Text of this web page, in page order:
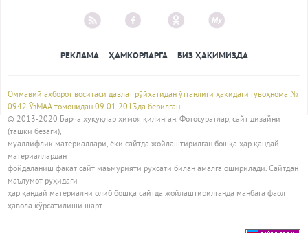
РЕКЛАМА ҲАМКОРЛАРГА БИЗ ҲАҚИМИЗДА
Оммавий ахборот воситаси давлат рўйхатидан ўтганлиги ҳақидаги гувоҳнома №
0942 ЎзМАА томонидан 09.01.2013да берилган
© 2013-2020 Барча ҳуқуқлар ҳимоя қилинган. Фотосуратлар, сайт дизайни
(ташқи безаги),
муаллифлик материаллари, ёки сайтда жойлаштирилган бошқа ҳар қандай
материаллардан
фойдаланиш фақат сайт маъмурияти рухсати билан амалга оширилади. Сайтдан
маълумот руҳидаги
ҳар қандай материални олиб бошқа сайтда жойлаштирилганда манбага фаол
ҳавола кўрсатилиши шарт.